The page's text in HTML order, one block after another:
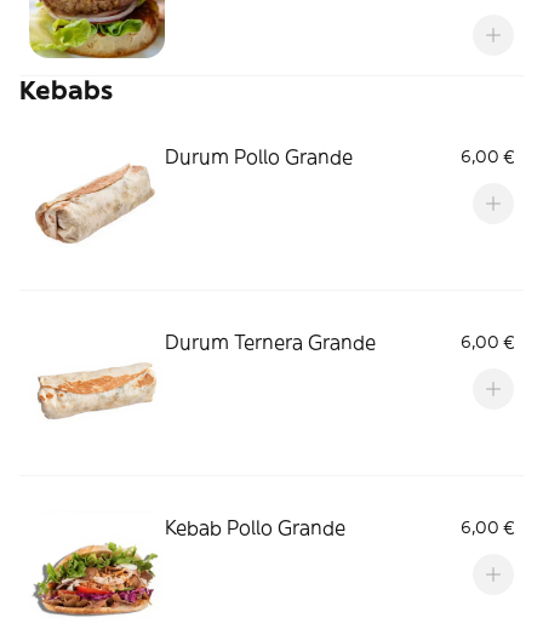
Kebabs
Durum Pollo Grande 6,00 €
Durum Ternera Grande 6,00 €
Kebab Pollo Grande 6,00 €